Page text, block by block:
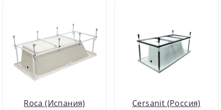
Roca (Испания)
Cersanit (Россия)